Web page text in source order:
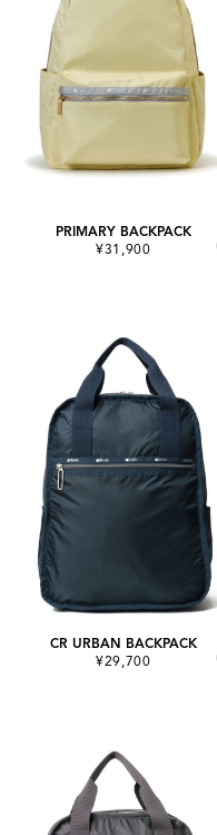
PRIMARY BACKPACK
¥31,900
CR URBAN BACKPACK
¥29,700